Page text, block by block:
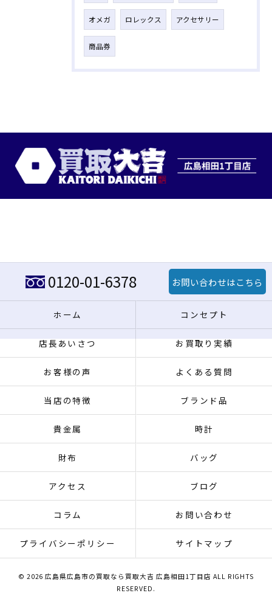
オメガ ロレックス アクセサリー
商品券
0120-01-6378 お問い合わせはこちら
ホーム コンセプト
店長あいさつ お買取り実績
お客様の声 よくある質問
当店の特徴 ブランド品
貴金属 時計
財布 バッグ
アクセス ブログ
コラム お問い合わせ
プライバシーポリシー サイトマップ
© 2026 広島県広島市の買取なら買取大吉 広島相田1丁目店 ALL RIGHTS
RESERVED.